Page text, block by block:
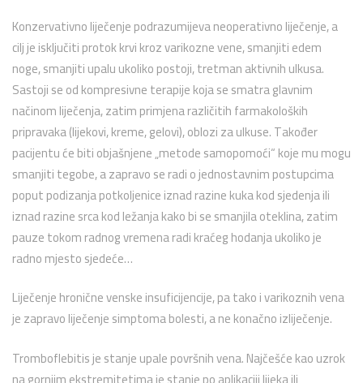
Konzervativno liječenje podrazumijeva neoperativno liječenje, a
cilj je isključiti protok krvi kroz varikozne vene, smanjiti edem
noge, smanjiti upalu ukoliko postoji, tretman aktivnih ulkusa.
Sastoji se od kompresivne terapije koja se smatra glavnim
načinom liječenja, zatim primjena različitih farmakoloških
pripravaka (lijekovi, kreme, gelovi), oblozi za ulkuse. Također
pacijentu će biti objašnjene „metode samopomoći“ koje mu mogu
smanjiti tegobe, a zapravo se radi o jednostavnim postupcima
poput podizanja potkoljenice iznad razine kuka kod sjedenja ili
iznad razine srca kod ležanja kako bi se smanjila oteklina, zatim
pauze tokom radnog vremena radi kraćeg hodanja ukoliko je
radno mjesto sjedeće…
Liječenje hronične venske insuficijencije, pa tako i varikoznih vena
je zapravo liječenje simptoma bolesti, a ne konačno izliječenje.
Tromboflebitis je stanje upale površnih vena. Najčešće kao uzrok